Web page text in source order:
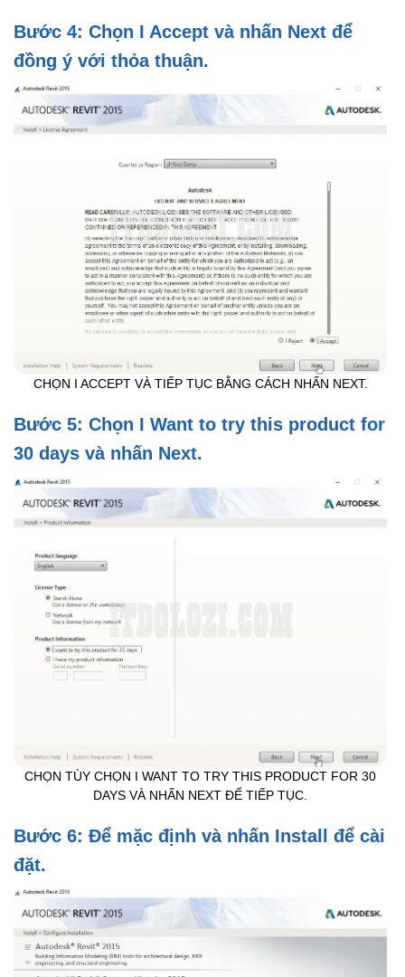
Bước 4: Chọn I Accept và nhấn Next để
đồng ý với thỏa thuận.
CHỌN I ACCEPT VÀ TIẾP TỤC BẰNG CÁCH NHẤN NEXT.
Bước 5: Chọn I Want to try this product for
30 days và nhấn Next.
CHỌN TÙY CHỌN I WANT TO TRY THIS PRODUCT FOR 30
DAYS VÀ NHẤN NEXT ĐỂ TIẾP TỤC.
Bước 6: Để mặc định và nhấn Install để cài
đặt.